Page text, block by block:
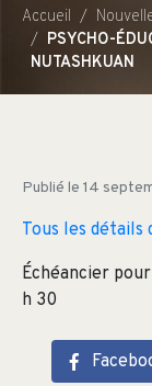
Accueil
PSYCHO-
NUTASHKUAN
Publié le 14
Tous les détails
Échéancier
h 30